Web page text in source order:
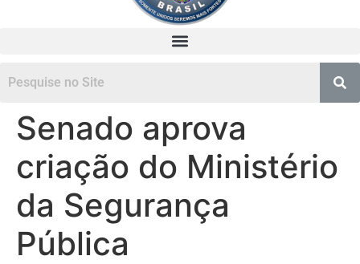
Senado aprova
criação do Ministério
da Segurança
Pública